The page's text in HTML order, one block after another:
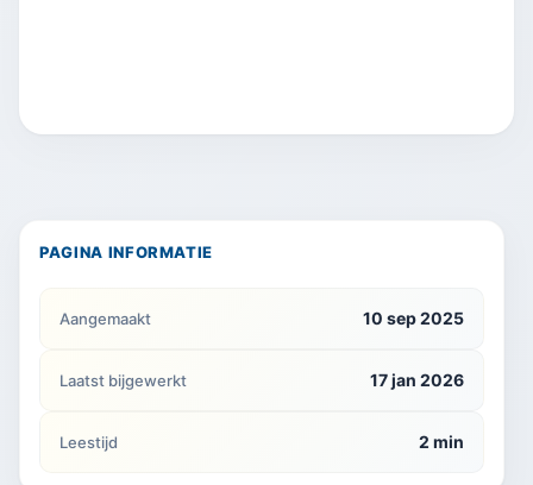
PAGINA INFORMATIE
Aangemaakt 10 sep 2025
Laatst bijgewerkt 17 jan 2026
Leestijd 2 min